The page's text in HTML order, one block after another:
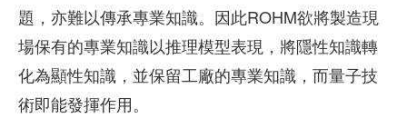
題，亦難以傳承專業知識。因此ROHM欲將製造現
場保有的專業知識以推理模型表現，將隱性知識轉
化為顯性知識，並保留工廠的專業知識，而量子技
術即能發揮作用。